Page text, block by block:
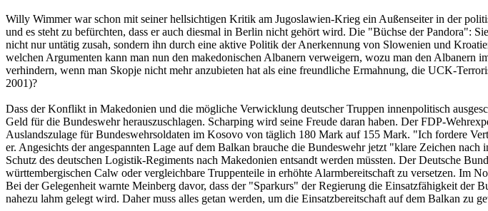
Willy Wimmer war schon mit seiner hellsichtigen Kritik am Jugoslawien-Krieg ein Außenseiter in der
und es steht zu befürchten, dass er auch diesmal in Berlin nicht gehört wird. Die "Büchse der Pandora":
nicht nur untätig zusah, sondern ihn durch eine aktive Politik der Anerkennung von Slowenien und
welchen Argumenten kann man nun den makedonischen Albanern verweigern, wozu man den
verhindern, wenn man Skopje nicht mehr anzubieten hat als eine freundliche Ermahnung, die UCK-
2001)?
Dass der Konflikt in Makedonien und die mögliche Verwicklung deutscher Truppen innenpolitisch
Geld für die Bundeswehr herauszuschlagen. Scharping wird seine Freude daran haben. Der FDP-
Auslandszulage für Bundeswehrsoldaten im Kosovo von täglich 180 Mark auf 155 Mark. "Ich fordere
er. Angesichts der angespannten Lage auf dem Balkan brauche die Bundeswehr jetzt "klare Zeichen
Schutz des deutschen Logistik-Regiments nach Makedonien entsandt werden müssten. Der Deutsche
württembergischen Calw oder vergleichbare Truppenteile in erhöhte Alarmbereitschaft zu versetzen. Im
Bei der Gelegenheit warnte Meinberg davor, dass der "Sparkurs" der Regierung die Einsatzfähigkeit der
nahezu lahm gelegt wird. Daher muss alles getan werden, um die Einsatzbereitschaft auf dem Balkan zu